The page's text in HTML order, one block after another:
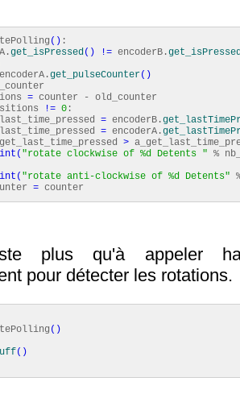
( ) :
get_isPressed( ) != encoderB.
encoderA.get_pulseCounter( )
= counter - old_counter
!= 0 :
= encoderB.
= encoderA.
>
( "rotate clockwise of %d Detents " %
( "rotate anti-clockwise of %d Detents"
= counter
plus qu'à appeler
pour détecter les rotations.
( )
( )